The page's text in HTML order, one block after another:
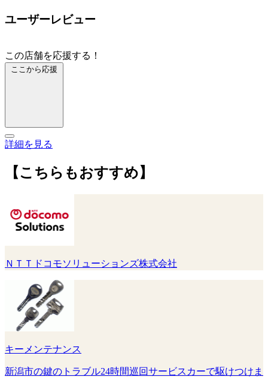
ユーザーレビュー
この店舗を応援する！
ここから応援
詳細を見る
【こちらもおすすめ】
ＮＴＴドコモソリューションズ株式会社
キーメンテナンス
新潟市の鍵のトラブル24時間巡回サービスカーで駆けつけま